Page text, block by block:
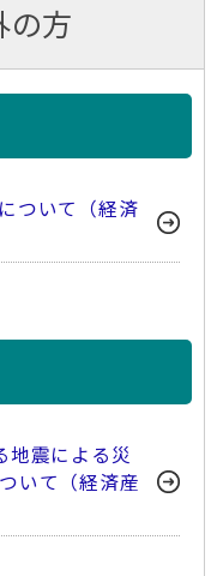
の方
ついて（経済
地震による災
いて（経済産